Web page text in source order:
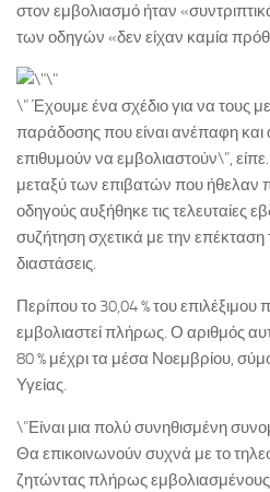
στον εμβολιασμό ήταν
των οδηγών «δεν είχαν καμία
\” Έχουμε ένα σχέδιο για να τους
παράδοσης που είναι ανέπαφη
επιθυμούν να εμβολιαστούν\”,
μεταξύ των επιβατών που ήθελαν
οδηγούς αυξήθηκε τις τελευταίες
συζήτηση σχετικά με την
διαστάσεις.
Περίπου το 30,04 % του
εμβολιαστεί πλήρως. Ο αριθμός
80 % μέχρι τα μέσα Νοεμβρίου,
Υγείας.
\”Είναι μια πολύ συνηθισμένη
Θα επικοινωνούν συχνά με το
ζητώντας πλήρως